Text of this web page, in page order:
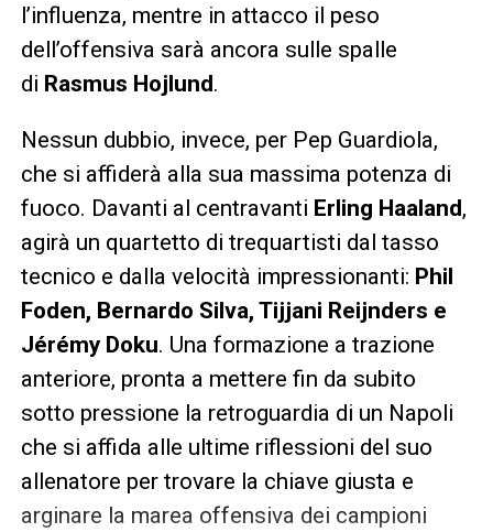
l’influenza, mentre in attacco il peso
dell’offensiva sarà ancora sulle spalle
di Rasmus Hojlund.
Nessun dubbio, invece, per Pep Guardiola,
che si affiderà alla sua massima potenza di
fuoco. Davanti al centravanti Erling Haaland,
agirà un quartetto di trequartisti dal tasso
tecnico e dalla velocità impressionanti: Phil
Foden, Bernardo Silva, Tijjani Reijnders e
Jérémy Doku. Una formazione a trazione
anteriore, pronta a mettere fin da subito
sotto pressione la retroguardia di un Napoli
che si affida alle ultime riflessioni del suo
allenatore per trovare la chiave giusta e
arginare la marea offensiva dei campioni